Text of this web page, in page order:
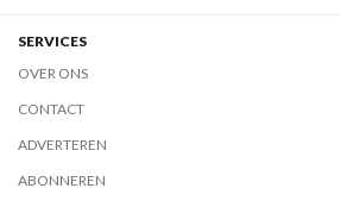
SERVICES
OVER ONS
CONTACT
ADVERTEREN
ABONNEREN